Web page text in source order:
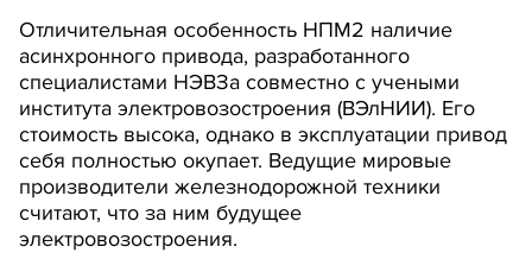
Отличительная особенность НПМ2 наличие
асинхронного привода, разработанного
специалистами НЭВЗа совместно с учеными
института электровозостроения (ВЭлНИИ). Его
стоимость высока, однако в эксплуатации привод
себя полностью окупает. Ведущие мировые
производители железнодорожной техники
считают, что за ним будущее
электровозостроения.